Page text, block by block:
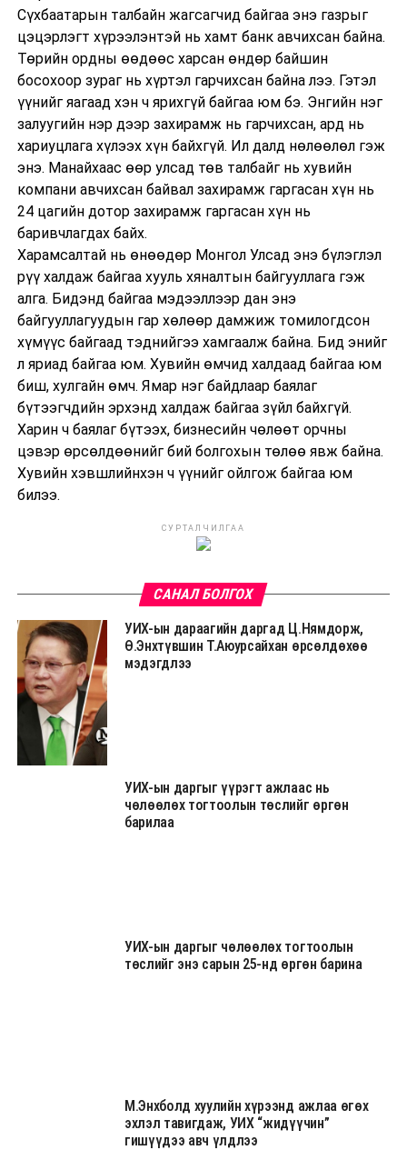
Сүхбаатарын талбайн жагсагчид байгаа энэ газрыг
цэцэрлэгт хүрээлэнтэй нь хамт банк авчихсан байна.
Төрийн ордны өөдөөс харсан өндөр байшин
босохоор зураг нь хүртэл гарчихсан байна лээ. Гэтэл
үүнийг яагаад хэн ч ярихгүй байгаа юм бэ. Энгийн нэг
залуугийн нэр дээр захирамж нь гарчихсан, ард нь
хариуцлага хүлээх хүн байхгүй. Ил далд нөлөөлөл гэж
энэ. Манайхаас өөр улсад төв талбайг нь хувийн
компани авчихсан байвал захирамж гаргасан хүн нь
24 цагийн дотор захирамж гаргасан хүн нь
баривчлагдах байх.
Харамсалтай нь өнөөдөр Монгол Улсад энэ бүлэглэл
рүү халдаж байгаа хууль хяналтын байгууллага гэж
алга. Бидэнд байгаа мэдээллээр дан энэ
байгууллагуудын гар хөлөөр дамжиж томилогдсон
хүмүүс байгаад тэднийгээ хамгаалж байна. Бид энийг
л яриад байгаа юм. Хувийн өмчид халдаад байгаа юм
биш, хулгайн өмч. Ямар нэг байдлаар баялаг
бүтээгчдийн эрхэнд халдаж байгаа зүйл байхгүй.
Харин ч баялаг бүтээх, бизнесийн чөлөөт орчны
цэвэр өрсөлдөөнийг бий болгохын төлөө явж байна.
Хувийн хэвшлийнхэн ч үүнийг ойлгож байгаа юм
билээ.
СУРТАЛЧИЛГАА
САНАЛ БОЛГОХ
УИХ-ын дараагийн даргад Ц.Нямдорж,
Ө.Энхтүвшин Т.Аюурсайхан өрсөлдөхөө
мэдэгдлээ
УИХ-ын даргыг үүрэгт ажлаас нь
чөлөөлөх тогтоолын төслийг өргөн
барилаа
УИХ-ын даргыг чөлөөлөх тогтоолын
төслийг энэ сарын 25-нд өргөн барина
М.Энхболд хуулийн хүрээнд ажлаа өгөх
эхлэл тавигдаж, УИХ “жидүүчин”
гишүүдээ авч үлдлээ